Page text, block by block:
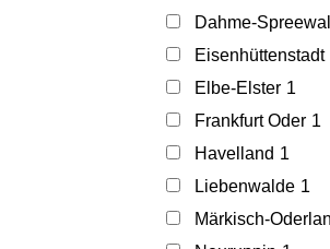
Dahme-
Eisenhüttenstadt
Elbe-Elster 1
Frankfurt Oder 1
Havelland 1
Liebenwalde 1
Märkisch-